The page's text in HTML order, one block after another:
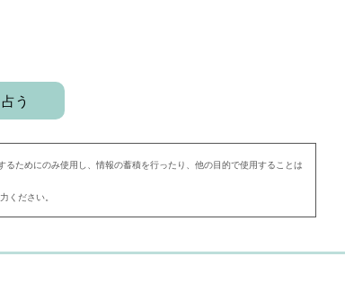
ためにのみ使用し、情報の蓄積を行ったり、他の目的で使用することは
ください。